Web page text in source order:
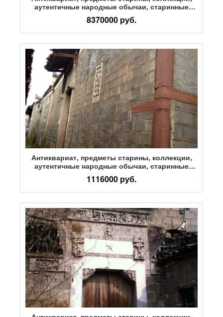
аутентичные народные обычаи, старинные
предметы, украшения, различные почтовые
монеты Вэньвань, каллиграфия и живопись,
мастерская заслуг династии Цин
8370000 руб.
Антиквариат, предметы старины, коллекции,
аутентичные народные обычаи, старинные
предметы, украшения, Вэньвань, различные
почтовые монеты, каллиграфия и живопись,
древняя резиденция Шоу времен династии Цин
1116000 руб.